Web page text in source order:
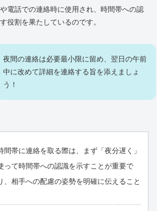
電話での連絡時に使用され、時間帯への認
役割を果たしているのです。
夜間の連絡は必要最小限に留め、翌日の午前
中に改めて詳細を連絡する旨を添えましょ
う！
間帯に連絡を取る際は、まず「夜分遅く」
って時間帯への認識を示すことが重要で
、相手への配慮の姿勢を明確に伝えること